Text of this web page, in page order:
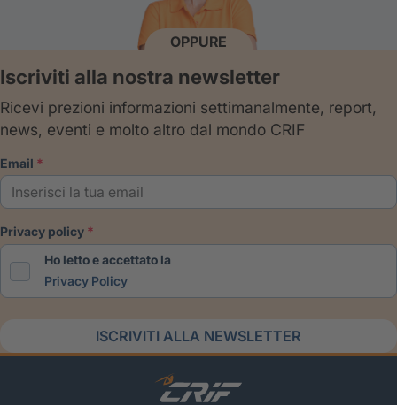
OPPURE
Iscriviti alla nostra newsletter
Ricevi prezioni informazioni settimanalmente, report,
news, eventi e molto altro dal mondo CRIF
email
privacy policy
Ho letto e accettato la
Privacy Policy
ISCRIVITI ALLA NEWSLETTER